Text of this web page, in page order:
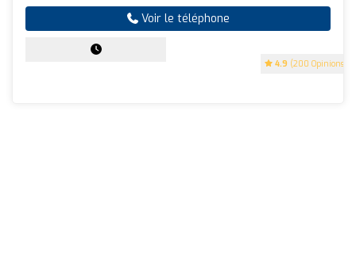
4.9 (200 Opinions)
Voir le téléphone